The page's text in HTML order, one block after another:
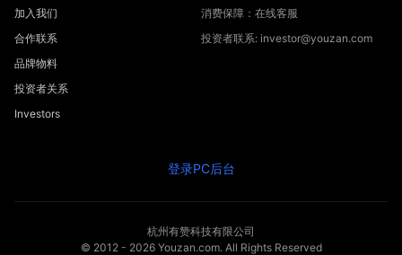
加入我们
合作联系
品牌物料
投资者关系
Investors
消费保障：在线客服
投资者联系: investor@youzan.com
登录PC后台
杭州有赞科技有限公司
© 2012 - 2026Youzan.com. All Rights Reserved